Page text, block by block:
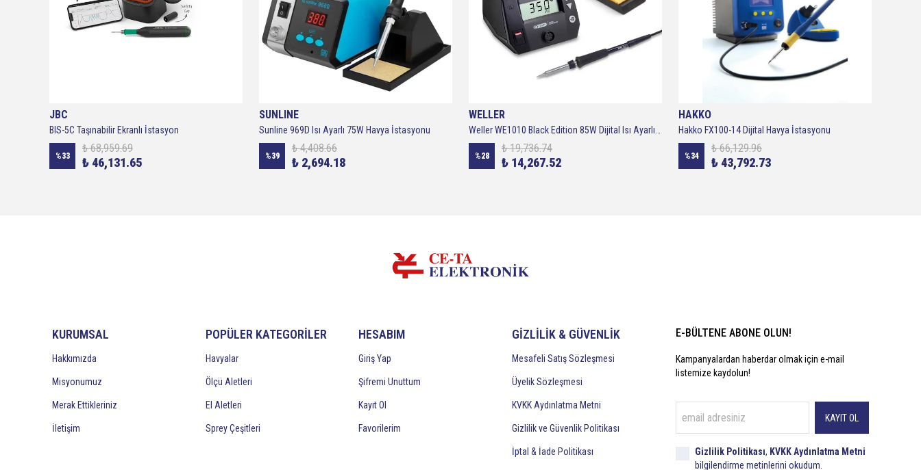
JBC
BIS-5C Taşınabilir Ekranlı İstasyon
%33
₺ 68,959.69
₺ 46,131.65
SUNLINE
Sunline 969D Isı Ayarlı 75W Havya İstasyonu
%39
₺ 4,408.66
₺ 2,694.18
WELLER
Weller WE1010 Black Edition 85W Dijital Isı Ayarlı Havya T0053298392
%28
₺ 19,736.74
₺ 14,267.52
HAKKO
Hakko FX100-14 Dijital Havya İstasyonu
%34
₺ 66,129.96
₺ 43,792.73
KURUMSAL
Hakkımızda
Misyonumuz
Merak Ettikleriniz
İletişim
POPÜLER KATEGORİLER
Havyalar
Ölçü Aletleri
El Aletleri
Sprey Çeşitleri
HESABIM
Giriş Yap
Şifremi Unuttum
Kayıt Ol
Favorilerim
GİZLİLİK & GÜVENLİK
Mesafeli Satış Sözleşmesi
Üyelik Sözleşmesi
KVKK Aydınlatma Metni
Gizlilik ve Güvenlik Politikası
İptal & İade Politikası
E-BÜLTENE ABONE OLUN!
Kampanyalardan haberdar olmak için e-mail
listemize kaydolun!
KAYIT OL
Gizlilik Politikası, KVKK Aydınlatma Metni
bilgilendirme metinlerini okudum.